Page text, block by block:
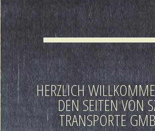
HERZLICH
DEN SEITEN VON
TRANSPORTE